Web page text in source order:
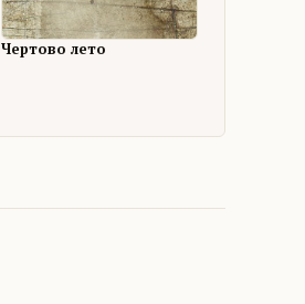
Чертово лето